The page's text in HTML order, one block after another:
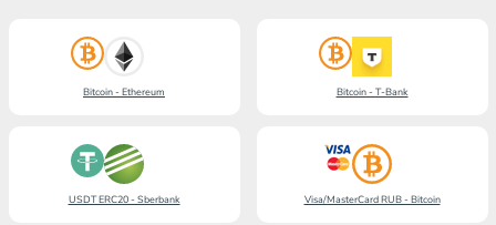
Bitcoin - Ethereum Bitcoin - T-Bank
USDT ERC20 - Sberbank Visa/MasterCard RUB - Bitcoin